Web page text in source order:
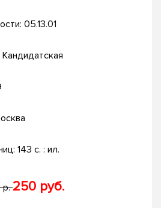
05.13.01
Кандидатская
143 с. : ил.
р.250 руб.